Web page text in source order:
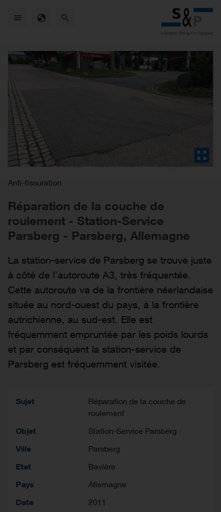
Anti-fissuration
Réparation de la couche de
roulement - Station-Service
Parsberg - Parsberg, Allemagne
La station-service de Parsberg se trouve juste
à côté de l’autoroute A3, très fréquentée.
Cette autoroute va de la frontière néerlandaise
située au nord-ouest du pays, à la frontière
autrichienne, au sud-est. Elle est
fréquemment empruntée par les poids lourds
et par conséquent la station-service de
Parsberg est fréquemment visitée.
Sujet
Réparation de la couche de
roulement
Objet
Station-Service Parsberg
Ville
Parsberg
Etat
Bavière
Pays
Allemagne
Date
2011